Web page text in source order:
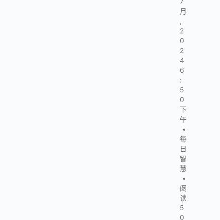
月
,
2
0
2
4
6
:
5
0
下
午
•
每
日
智
慧
•
阅
读
5
0